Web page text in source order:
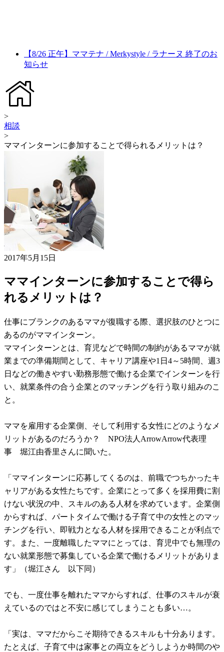
【8/26 正午】ママテナ / Merkystyle / ラナーヌ 終了のお
知らせ
>
相談
>
ママインターンに参加することで得られるメリットは？
2017年5月15日
ママインターンに参加することで得ら
れるメリットは？
仕事にブランクのあるママが復職する際、選択肢のひとつに
あるのがママインターン。
ママインターンとは、育児などで時間の制約があるママが就
業までの準備期間として、キャリア講座や1日4～5時間、週3
日などの働きやすい勤務形態で働ける企業でインターンを行
い、就業条件の合う企業とのマッチングを行う取り組みのこ
と。
ママを雇用する企業側、そして利用する女性にどのようなメ
リットがあるのだろうか？ NPO法人ArrowArrow代表理
事 堀江由香里さんに聞いた。
「ママインターンに応募してくるのは、前職でつちかったキ
ャリアがある女性たちです。企業にとって多くを採用費に割
けない状況の中、スキルのある人材を求めています。企業側
からすれば、パートタイムで働ける子育て中の女性とのマッ
チングを行い、即戦力となる人材を採用できることが利点で
す。また、一度離職したママにとっては、育児中でも無理の
ない就業形態で募集している企業で働けるメリットがありま
す」（堀江さん 以下同）
でも、一度仕事を離れたママからすれば、仕事のスキルが衰
えているのではと不安に感じてしまうことも多い…。
「実は、ママだからこそ期待できるスキルも十分あります。
たとえば、子育て中は家事との両立をどうしようか時間のや